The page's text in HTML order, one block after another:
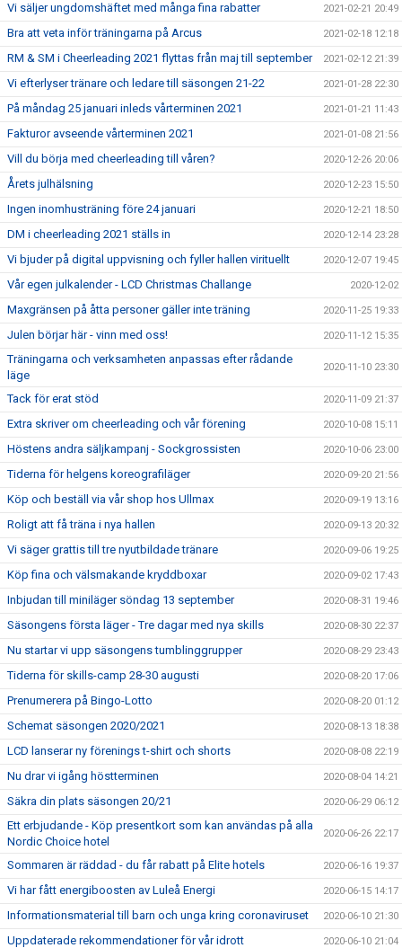
Vi säljer ungdomshäftet med många fina rabatter 2021-02-21 20:49
Bra att veta inför träningarna på Arcus 2021-02-18 12:18
RM & SM i Cheerleading 2021 flyttas från maj till september 2021-02-12 21:39
Vi efterlyser tränare och ledare till säsongen 21-22 2021-01-28 22:30
På måndag 25 januari inleds vårterminen 2021 2021-01-21 11:43
Fakturor avseende vårterminen 2021 2021-01-08 21:56
Vill du börja med cheerleading till våren? 2020-12-26 20:06
Årets julhälsning 2020-12-23 15:50
Ingen inomhusträning före 24 januari 2020-12-21 18:50
DM i cheerleading 2021 ställs in 2020-12-14 23:28
Vi bjuder på digital uppvisning och fyller hallen virituellt 2020-12-07 19:45
Vår egen julkalender - LCD Christmas Challange 2020-12-02
Maxgränsen på åtta personer gäller inte träning 2020-11-25 19:33
Julen börjar här - vinn med oss! 2020-11-12 15:35
Träningarna och verksamheten anpassas efter rådande
läge
2020-11-10 23:30
Tack för erat stöd 2020-11-09 21:37
Extra skriver om cheerleading och vår förening 2020-10-08 15:11
Höstens andra säljkampanj - Sockgrossisten 2020-10-06 23:00
Tiderna för helgens koreografiläger 2020-09-20 21:56
Köp och beställ via vår shop hos Ullmax 2020-09-19 13:16
Roligt att få träna i nya hallen 2020-09-13 20:32
Vi säger grattis till tre nyutbildade tränare 2020-09-06 19:25
Köp fina och välsmakande kryddboxar 2020-09-02 17:43
Inbjudan till miniläger söndag 13 september 2020-08-31 19:46
Säsongens första läger - Tre dagar med nya skills 2020-08-30 22:37
Nu startar vi upp säsongens tumblinggrupper 2020-08-29 23:43
Tiderna för skills-camp 28-30 augusti 2020-08-20 17:06
Prenumerera på Bingo-Lotto 2020-08-20 01:12
Schemat säsongen 2020/2021 2020-08-13 18:38
LCD lanserar ny förenings t-shirt och shorts 2020-08-08 22:19
Nu drar vi igång höstterminen 2020-08-04 14:21
Säkra din plats säsongen 20/21 2020-06-29 06:12
Ett erbjudande - Köp presentkort som kan användas på alla
Nordic Choice hotel
2020-06-26 22:17
Sommaren är räddad - du får rabatt på Elite hotels 2020-06-16 19:37
Vi har fått energiboosten av Luleå Energi 2020-06-15 14:17
Informationsmaterial till barn och unga kring coronaviruset 2020-06-10 21:30
Uppdaterade rekommendationer för vår idrott 2020-06-10 21:04